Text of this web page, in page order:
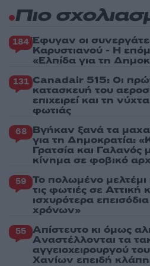
Πιο
184 Έφυγαν οι
Καρυστιανού - Η
«Ελπίδα για τη
131 Canadair 515: Οι
κατασκευή του
επιχειρεί και τη
φωτιάς
68 Βγήκαν ξανά τα
για τη Δημοκρατία:
Γρατσία και Γαλανός
κίνημα σε φοβικό
59 Το πολωμένο
τις φωτιές σε Αττική
ισχυρότερα
χρόνων»
55 Απίστευτο κι όμως
Aναστέλλονται τα
αγγειοχειρουργού
Χανίων επειδή